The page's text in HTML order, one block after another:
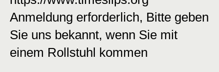
Anmeldung erforderlich, Bitte geben
Sie uns bekannt, wenn Sie mit
einem Rollstuhl kommen